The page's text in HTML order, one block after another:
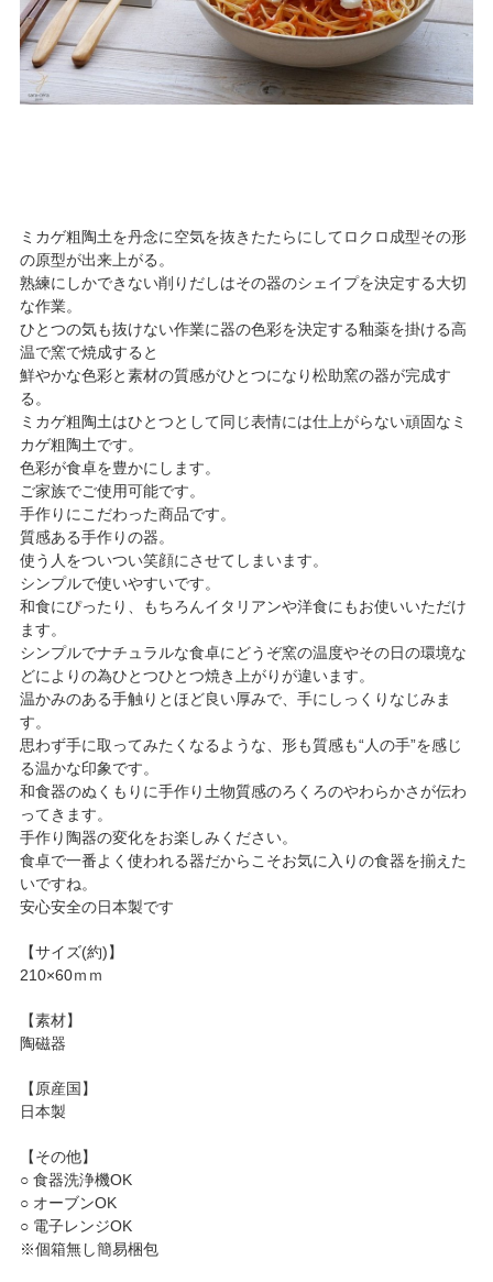
ミカゲ粗陶土を丹念に空気を抜きたたらにしてロクロ成型その形
の原型が出来上がる。
熟練にしかできない削りだしはその器のシェイプを決定する大切
な作業。
ひとつの気も抜けない作業に器の色彩を決定する釉薬を掛ける高
温で窯で焼成すると
鮮やかな色彩と素材の質感がひとつになり松助窯の器が完成す
る。
ミカゲ粗陶土はひとつとして同じ表情には仕上がらない頑固なミ
カゲ粗陶土です。
色彩が食卓を豊かにします。
ご家族でご使用可能です。
手作りにこだわった商品です。
質感ある手作りの器。
使う人をついつい笑顔にさせてしまいます。
シンプルで使いやすいです。
和食にぴったり、もちろんイタリアンや洋食にもお使いいただけ
ます。
シンプルでナチュラルな食卓にどうぞ窯の温度やその日の環境な
どによりの為ひとつひとつ焼き上がりが違います。
温かみのある手触りとほど良い厚みで、手にしっくりなじみま
す。
思わず手に取ってみたくなるような、形も質感も“人の手”を感じ
る温かな印象です。
和食器のぬくもりに手作り土物質感のろくろのやわらかさが伝わ
ってきます。
手作り陶器の変化をお楽しみください。
食卓で一番よく使われる器だからこそお気に入りの食器を揃えた
いですね。
安心安全の日本製です
【サイズ(約)】
210×60ｍｍ
【素材】
陶磁器
【原産国】
日本製
【その他】
○ 食器洗浄機OK
○ オーブンOK
○ 電子レンジOK
※個箱無し簡易梱包